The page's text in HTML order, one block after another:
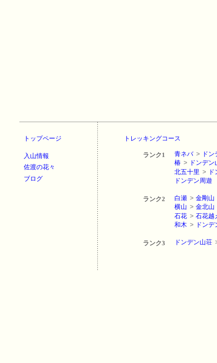
トップページ
入山情報
佐渡の花々
ブログ
トレッキングコース
ランク1 青ネバ > ド
椿 > ドンデン
北五十里 >
ドンデン周遊
ランク2 白瀬 > 金剛山
横山 > 金北山
石花 > 石花越
和木 > ドンデ
ランク3 ドンデン山荘